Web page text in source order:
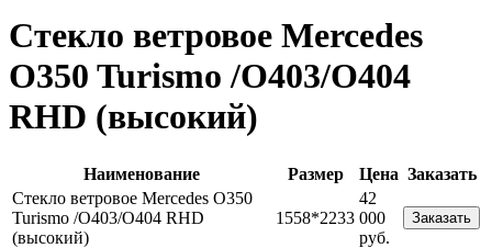
Стекло ветровое Mercedes
O350 Turismo /O403/O404
RHD (высокий)
Наименование Размер Цена Заказать
Стекло ветровое Mercedes O350
Turismo /O403/O404 RHD
(высокий)
1558*2233
42
000
руб.
Заказать